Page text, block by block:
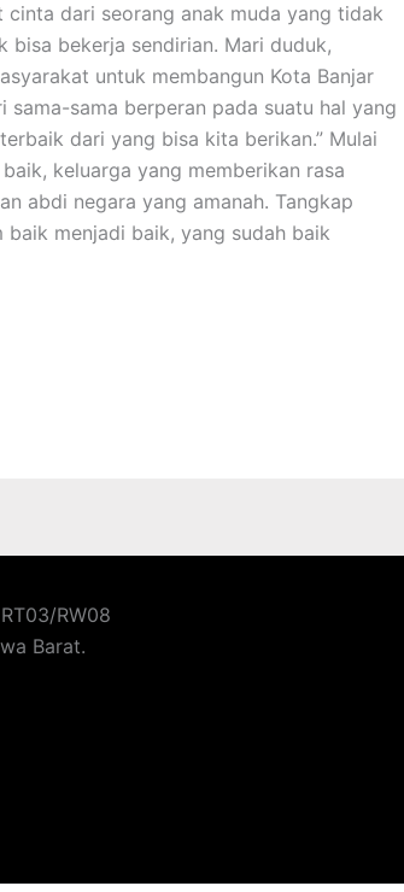
cinta dari seorang anak muda yang tidak
bekerja sendirian. Mari duduk,
untuk membangun Kota Banjar
sama berperan pada suatu hal yang
dari yang bisa kita berikan.” Mulai
keluarga yang memberikan rasa
abdi negara yang amanah. Tangkap
menjadi baik, yang sudah baik
RW08
Barat.